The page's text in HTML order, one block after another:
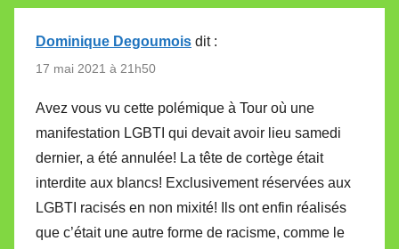
Dominique Degoumois dit :
17 mai 2021 à 21h50
Avez vous vu cette polémique à Tour où une
manifestation LGBTI qui devait avoir lieu samedi
dernier, a été annulée! La tête de cortège était
interdite aux blancs! Exclusivement réservées aux
LGBTI racisés en non mixité! Ils ont enfin réalisés
que c’était une autre forme de racisme, comme le